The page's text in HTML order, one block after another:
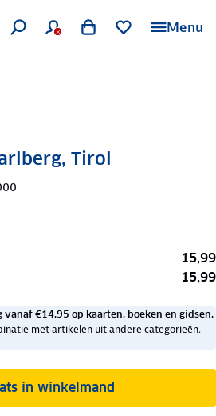
Menu
Tirol
15,99
15,99
€14,95 op kaarten, boeken en gidsen.
met artikelen uit andere categorieën.
in winkelmand